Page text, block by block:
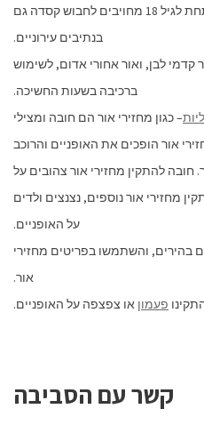
בחבישת קסדה, רוכבים מתחת לגיל 18 מחויבים לחבוש קסדה גם
בנתיבים עירוניים.
קדמי לבן, ואור אחורי אדום, לשימוש
ברכיבה בשעות החשיכה.
– כגון מחזירי אור הם חובה ומצילי
אור הופכים את האופניים והרוכב
חובה להתקין מחזירי אור צהובים על
מחזירי אור נוספים, נצנצים ולדים
על האופניים.
בהירים, והשתמשו בפריטים מחזירי
אור.
פעמון או צפצפה על האופניים.
קשר עם הסביבה